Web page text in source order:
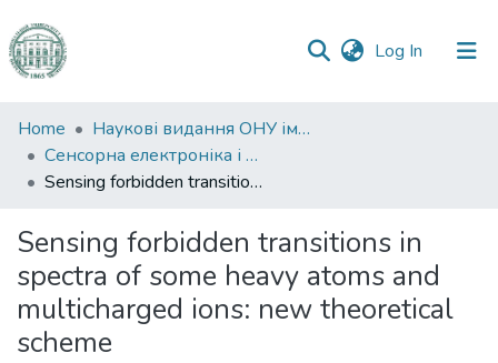
Log In (current)
Communities
&
Collections
Statistics
Home
Наукові видання ОНУ імені І. І. Мечникова
Сенсорна електроніка і мікросистемні технології
Sensing forbidden transitions in spectra of some heavy atoms and multicharged ions: new theoretical scheme
Sensing forbidden transitions in
spectra of some heavy atoms and
multicharged ions: new theoretical
scheme